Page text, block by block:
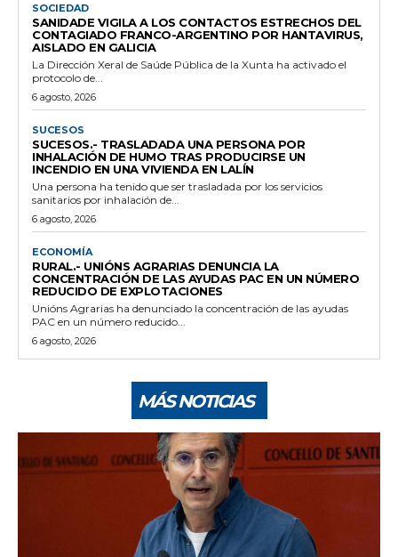
SOCIEDAD
SANIDADE VIGILA A LOS CONTACTOS ESTRECHOS DEL
CONTAGIADO FRANCO-ARGENTINO POR HANTAVIRUS,
AISLADO EN GALICIA
La Dirección Xeral de Saúde Pública de la Xunta ha activado el
protocolo de...
6 agosto, 2026
SUCESOS
SUCESOS.- TRASLADADA UNA PERSONA POR
INHALACIÓN DE HUMO TRAS PRODUCIRSE UN
INCENDIO EN UNA VIVIENDA EN LALÍN
Una persona ha tenido que ser trasladada por los servicios
sanitarios por inhalación de...
6 agosto, 2026
ECONOMÍA
RURAL.- UNIÓNS AGRARIAS DENUNCIA LA
CONCENTRACIÓN DE LAS AYUDAS PAC EN UN NÚMERO
REDUCIDO DE EXPLOTACIONES
Unións Agrarias ha denunciado la concentración de las ayudas
PAC en un número reducido...
6 agosto, 2026
MÁS NOTICIAS